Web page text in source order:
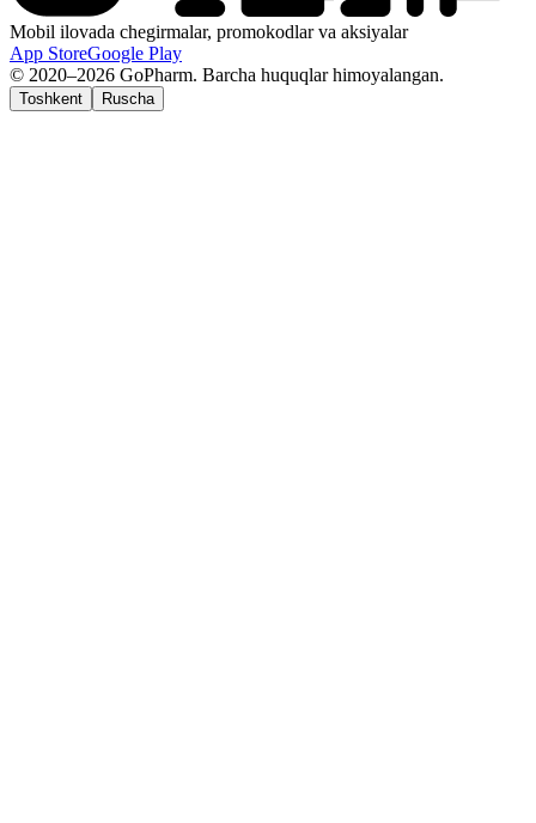
Mobil ilovada chegirmalar, promokodlar va aksiyalar
App StoreGoogle Play
© 2020–2026 GoPharm. Barcha huquqlar himoyalangan.
Toshkent Ruscha